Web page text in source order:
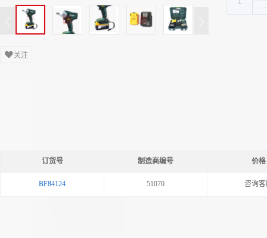
关注
订货号 制造商编号 价格
BF84124 51070 咨询